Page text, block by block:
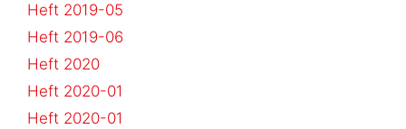
Heft 2019-05
Heft 2019-06
Heft 2020
Heft 2020-01
Heft 2020-01